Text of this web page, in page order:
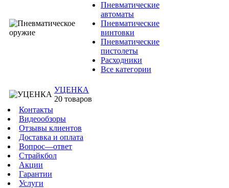
Пневматические
автоматы
Пневматические
винтовки
Пневматические
пистолеты
Расходники
Все категории
УЦЕНКА
20 товаров
Контакты
Видеообзоры
Отзывы клиентов
Доставка и оплата
Вопрос—ответ
Страйкбол
Акции
Гарантии
Услуги